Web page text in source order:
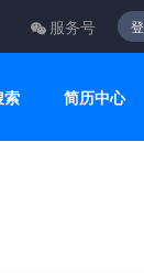
服务号
索 简历中心